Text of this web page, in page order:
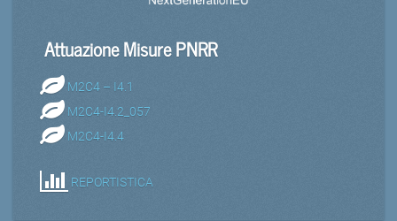
Attuazione Misure PNRR
M2C4 – I4.1
M2C4-I4.2_057
M2C4-I4.4
REPORTISTICA